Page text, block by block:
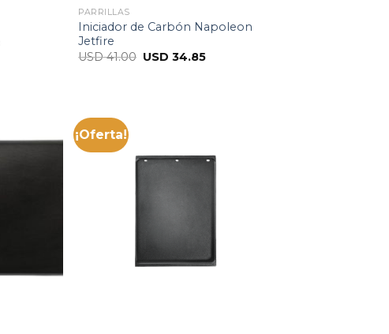
PARRILLAS
Iniciador de Carbón Napoleon
Jetfire
USD41.00 USD34.85
¡Oferta!